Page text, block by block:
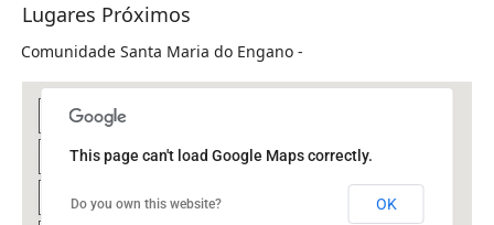
Lugares Próximos
Comunidade Santa Maria do Engano -
This page can't load Google Maps correctly.
Do you own this website? OK